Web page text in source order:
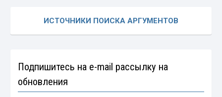
ИСТОЧНИКИ ПОИСКА АРГУМЕНТОВ
Подпишитесь на e-mail рассылку на
обновления